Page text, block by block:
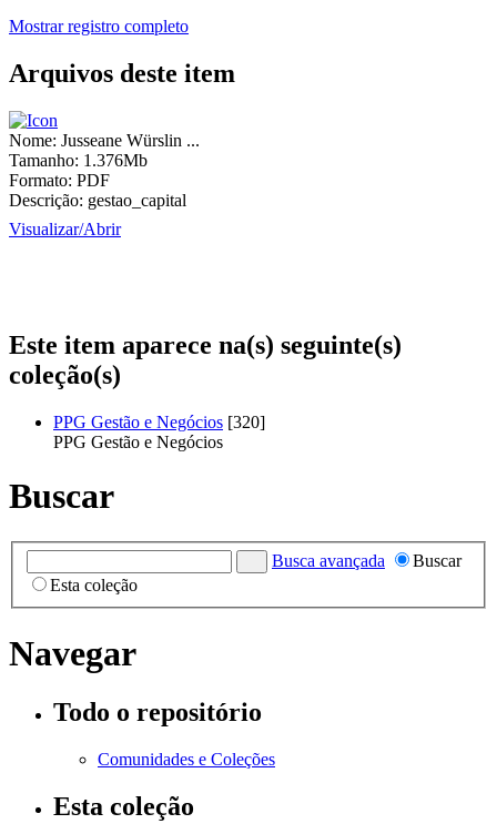
Mostrar registro completo
Arquivos deste item
Nome: Jusseane Würslin ...
Tamanho: 1.376Mb
Formato: PDF
Descrição: gestao_capital
Visualizar/Abrir
Este item aparece na(s) seguinte(s)
coleção(s)
PPG Gestão e Negócios [320]
PPG Gestão e Negócios
Buscar
Busca avançada
Buscar
Esta coleção
Navegar
Todo o repositório
Comunidades e Coleções
Esta coleção